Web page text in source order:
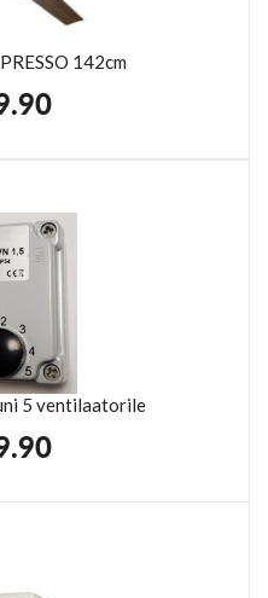
142cm
5 ventilaatorile